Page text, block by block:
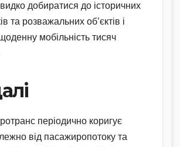
добиратися до історичних
та розважальних об’єктів і
мобільність тисяч
періодично коригує
від пасажиропотоку та